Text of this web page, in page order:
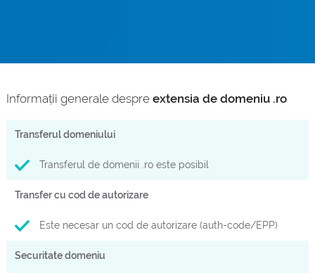
Informații generale despre extensia de domeniu .ro
Transferul domeniului
Transferul de domenii .ro este posibil
Transfer cu cod de autorizare
Este necesar un cod de autorizare (auth-code/EPP)
Securitate domeniu